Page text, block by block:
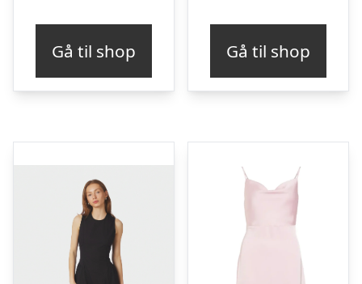
Gå til shop Gå til shop